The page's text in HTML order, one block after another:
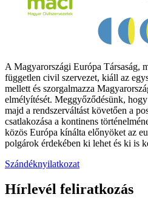
A Magyarországi Európa Társaság,
független civil szervezet, kiáll az
mellett és szorgalmazza
elmélyítését. Meggyőződésünk,
majd a rendszerváltást követően a
csatlakozása a kontinens
közös Európa kínálta előnyöket az
polgárok érdekében ki lehet és ki is
Szándéknyilatkozat
Hírlevél feliratkozás